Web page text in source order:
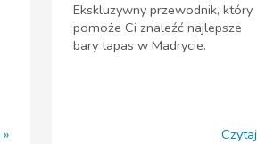
Ekskluzywny przewodnik, który
pomoże Ci znaleźć najlepsze
bary tapas w Madrycie.
Czytaj